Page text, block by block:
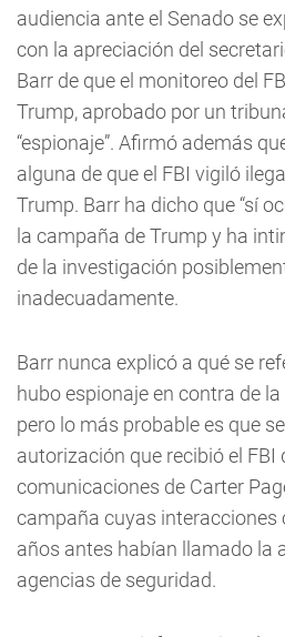
audiencia ante el Senado se
con la apreciación del
Barr de que el monitoreo del
Trump, aprobado por un
“espionaje”. Afirmó además
alguna de que el FBI vigiló
Trump. Barr ha dicho que “sí
la campaña de Trump y ha
de la investigación
inadecuadamente.
Barr nunca explicó a qué se
hubo espionaje en contra de
pero lo más probable es que
autorización que recibió el FBI
comunicaciones de Carter
campaña cuyas interacciones
años antes habían llamado la
agencias de seguridad.